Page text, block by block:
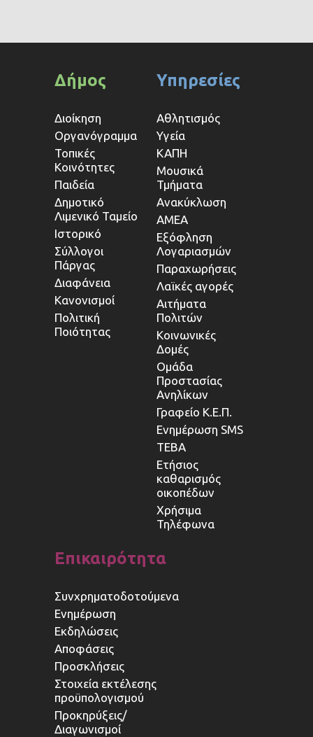
Δήμος
Διοίκηση
Οργανόγραμμα
Τοπικές
Κοινότητες
Παιδεία
Δημοτικό
Λιμενικό Ταμείο
Ιστορικό
Σύλλογοι
Πάργας
Διαφάνεια
Κανονισμοί
Πολιτική
Ποιότητας
Υπηρεσίες
Αθλητισμός
Υγεία
ΚΑΠΗ
Μουσικά
Τμήματα
Ανακύκλωση
ΑΜΕΑ
Εξόφληση
Λογαριασμών
Παραχωρήσεις
Λαϊκές αγορές
Αιτήματα
Πολιτών
Κοινωνικές
Δομές
Ομάδα
Προστασίας
Ανηλίκων
Γραφείο Κ.Ε.Π.
Ενημέρωση SMS
ΤΕΒΑ
Ετήσιος
καθαρισμός
οικοπέδων
Χρήσιμα
Τηλέφωνα
Επικαιρότητα
Συνχρηματοδοτούμενα
Ενημέρωση
Εκδηλώσεις
Αποφάσεις
Προσκλήσεις
Στοιχεία εκτέλεσης
προϋπολογισμού
Προκηρύξεις/
Διαγωνισμοί